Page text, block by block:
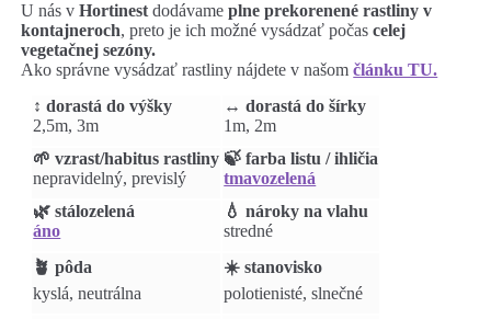
U nás vHortinest dodávameplne prekorenené rastliny v
kontajneroch, preto je ich možné vysádzať počascelej
vegetačnej sezóny.
Ako správne vysádzať rastliny nájdete v našomčlánku TU.
↕️ dorastá do výšky
2,5m, 3m
↔️ dorastá do šírky
1m, 2m
🌱 vzrast/habitus rastliny
nepravidelný, previslý
🍃 farba listu / ihličia
tmavozelená
🌿 stálozelená
áno
💧 nároky na vlahu
stredné
🪴 pôda
kyslá, neutrálna
☀️ stanovisko
polotienisté, slnečné